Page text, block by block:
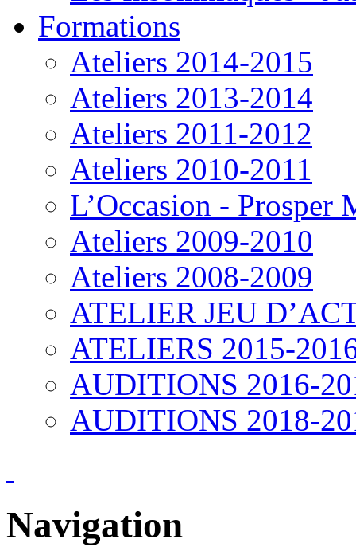
Formations
Ateliers 2014-2015
Ateliers 2013-2014
Ateliers 2011-2012
Ateliers 2010-2011
L’Occasion - Prosper
Ateliers 2009-2010
Ateliers 2008-2009
ATELIER JEU
ATELIERS 2015-
AUDITIONS 2016-
AUDITIONS 2018-
Navigation